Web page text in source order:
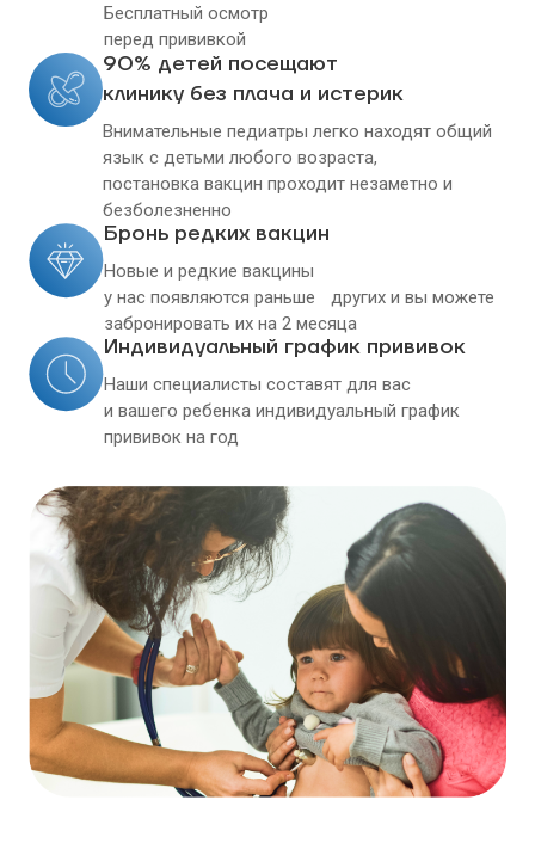
Бесплатный осмотр
перед прививкой
90% детей посещают
клинику без плача и истерик
Внимательные педиатры легко находят общий
язык с детьми любого возраста,
постановка вакцин проходит незаметно и
безболезненно
Бронь редких вакцин
Новые и редкие вакцины
у нас появляются раньше других и вы можете
забронировать их на 2 месяца
Индивидуальный график прививок
Наши специалисты составят для вас
и вашего ребенка индивидуальный график
прививок на год